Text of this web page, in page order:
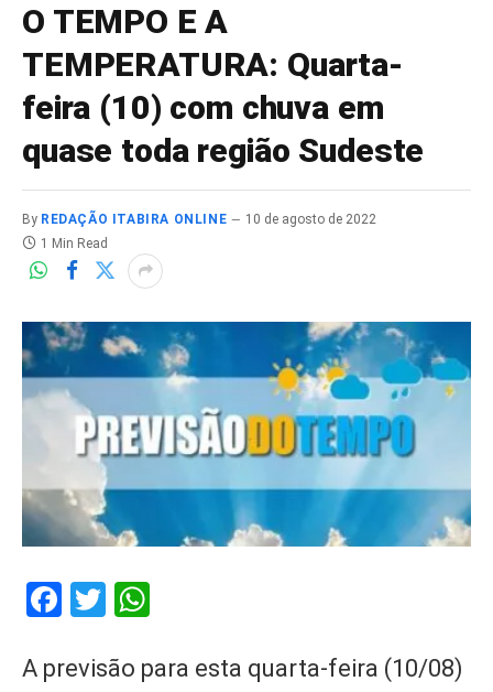
O TEMPO E A
TEMPERATURA: Quarta-
feira (10) com chuva em
quase toda região Sudeste
By REDAÇÃO ITABIRA ONLINE
10 de agosto de 2022
1 Min Read
Facebook
Twitter
A previsão para esta quarta-feira (10/08)